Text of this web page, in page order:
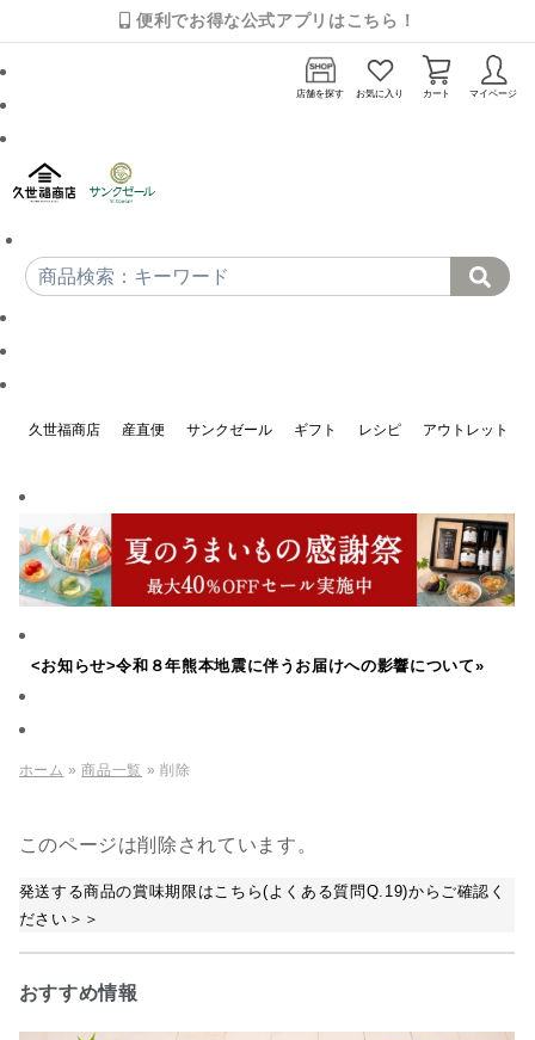
便利でお得な公式アプリはこちら！
店舗を探す お気に入り カート マイページ
久世福商店 産直便 サンクゼール ギフト レシピ アウトレット
<お知らせ>令和８年熊本地震に伴うお届けへの影響について»
ホーム »商品一覧 » 削除
このページは削除されています。
発送する商品の賞味期限はこちら(よくある質問Q.19)からご確認く
ださい＞＞
おすすめ情報